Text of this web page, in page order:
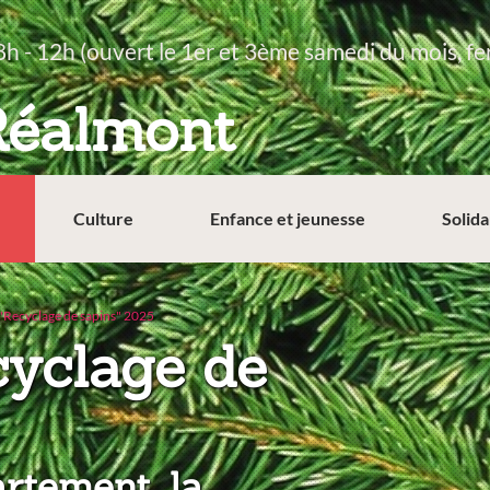
- 12h (ouvert le 1er et 3ème samedi du mois,
Culture Enfance et jeunesse
de sapins" 2025
de